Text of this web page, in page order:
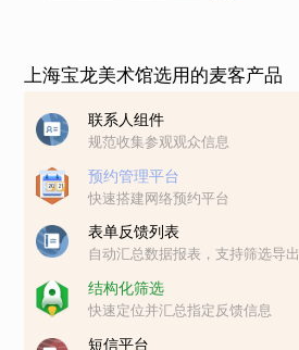
上海宝龙美术馆选用的麦客产品
联系人组件
规范收集参观观众信息
预约管理平台
快速搭建网络预约平台
表单反馈列表
自动汇总数据报表，支持筛选导出
结构化筛选
快速定位并汇总指定反馈信息
短信平台